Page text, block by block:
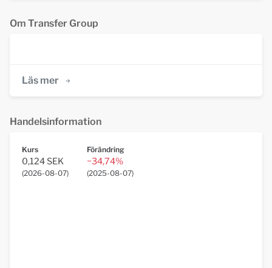
Om Transfer Group
Läs mer
Handelsinformation
Kurs
0,124 SEK
(2026-08-07)
Förändring
−34,74%
(2025-08-07)